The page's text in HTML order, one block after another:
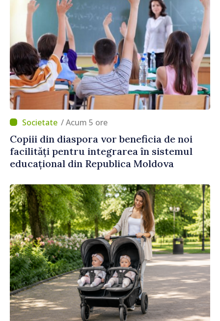
/ Acum 5 ore
Copiii din diaspora vor beneficia de noi
facilități pentru integrarea în sistemul
educațional din Republica Moldova